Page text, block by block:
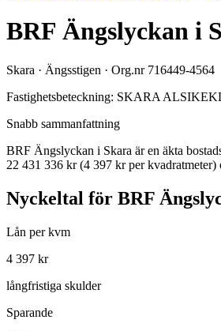
BRF Ängslyckan i
Skara · Ängsstigen · Org.nr 716449-4564
Fastighetsbeteckning: SKARA
Snabb sammanfattning
BRF Ängslyckan i Skara är en äkta
22 431 336 kr (4 397 kr per kvadratmeter)
Nyckeltal för BRF
Lån per kvm
4 397 kr
långfristiga skulder
Sparande